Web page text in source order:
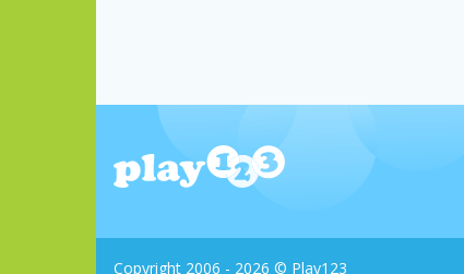
Copyright 2006 - 2026 © Play123